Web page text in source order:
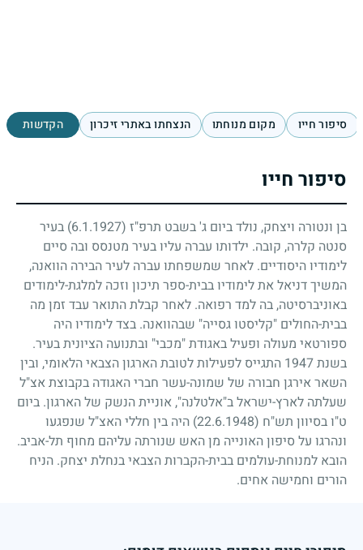
סיפור חייו מקום מנוחתו הנצחתו באתרי זיכרון הקדשות
סיפור חייו
בן ונטורה ויצחק, נולד ביום ג' בשבט תרפ"ז (6.1.1927)
בעיר
סנטה קלרה, קובה. ילדותו עברה עליו בעיר מטנסס ובה סיים
לימודיו היסודיים. לאחר שמשפחתו עברה לעיר הבירה הוואנה,
המשיך דניאל את לימודיו בבית-ספר תיכון וזכה למלגת-לימודים
באוניברסיטה, בה למד רפואה. לאחר קבלת התואר עבד זמן מה
בבית-החולים "קליסטו גסייה" שבהוואנה. בצד לימודיו היה
ספורטאי מעולה ופעיל באגודת "מכבי" ובתנועה הציונית בעיר.
בשנת1947 התגייס לפעילות לטובת הארגון הצבאי הלאומי, ובין
השאר אירגן חבורה של שמונה-עשר חברי האגודה בקבוצת אצ"ל
שעלתה לארץ-ישראל ב"אלטלנה", אוניית הנשק של הארגון. ביום
ט"ו בסיוון תש"ח (22.6.1948)
היה בין חללי האצ"ל שנפגעו
ונהרגו על סיפון האונייה מן האש שנורתה עליהם מחוף תל-אביב.
הובא למנוחת-עולמים בבית-הקברות הצבאי בנחלת יצחק. הניח
הורים וחמישה אחים.